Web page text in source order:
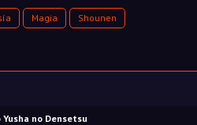
Magia Shounen
no Densetsu